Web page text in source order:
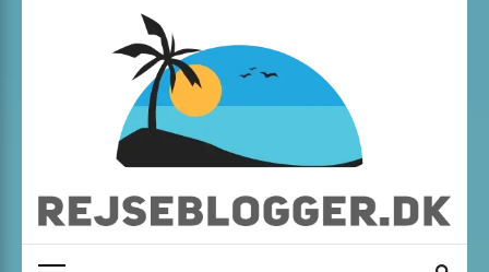
REJSEBLOGGER ONLINE